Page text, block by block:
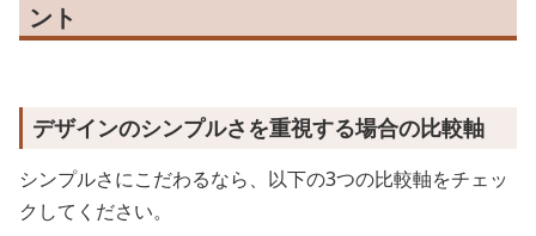
ント
デザインのシンプルさを重視する場合の比較軸
シンプルさにこだわるなら、以下の3つの比較軸をチェッ
クしてください。